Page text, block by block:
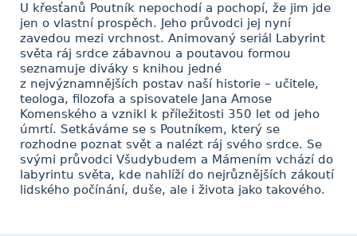
U křesťanů Poutník nepochodí a pochopí, že jim jde
jen o vlastní prospěch. Jeho průvodci jej nyní
zavedou mezi vrchnost. Animovaný seriál Labyrint
světa ráj srdce zábavnou a poutavou formou
seznamuje diváky s knihou jedné
z nejvýznamnějších postav naší historie – učitele,
teologa, filozofa a spisovatele Jana Amose
Komenského a vznikl k příležitosti 350 let od jeho
úmrtí. Setkáváme se s Poutníkem, který se
rozhodne poznat svět a nalézt ráj svého srdce. Se
svými průvodci Všudybudem a Mámením vchází do
labyrintu světa, kde nahlíží do nejrůznějších zákoutí
lidského počínání, duše, ale i života jako takového.